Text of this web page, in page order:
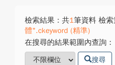
檢索結果：共1筆資料 檢索
體".ckeyword (精準)
在搜尋的結果範圍內查詢：
搜尋